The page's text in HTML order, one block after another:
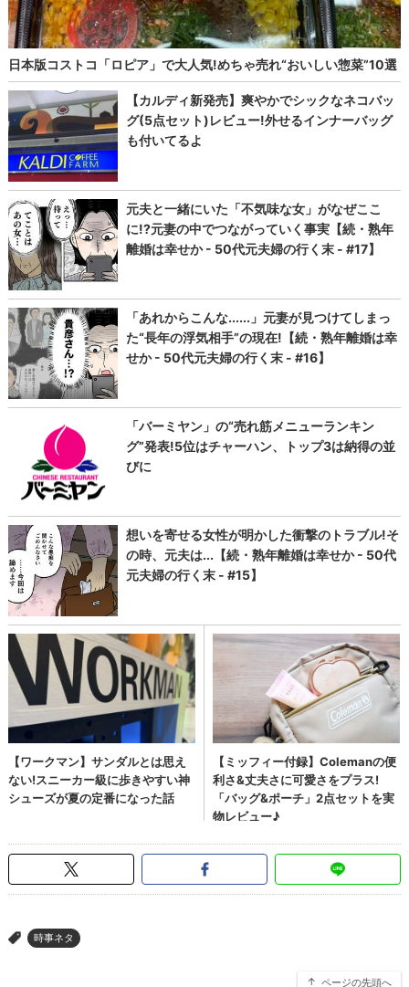
> 時事ネタ
ページの先頭へ